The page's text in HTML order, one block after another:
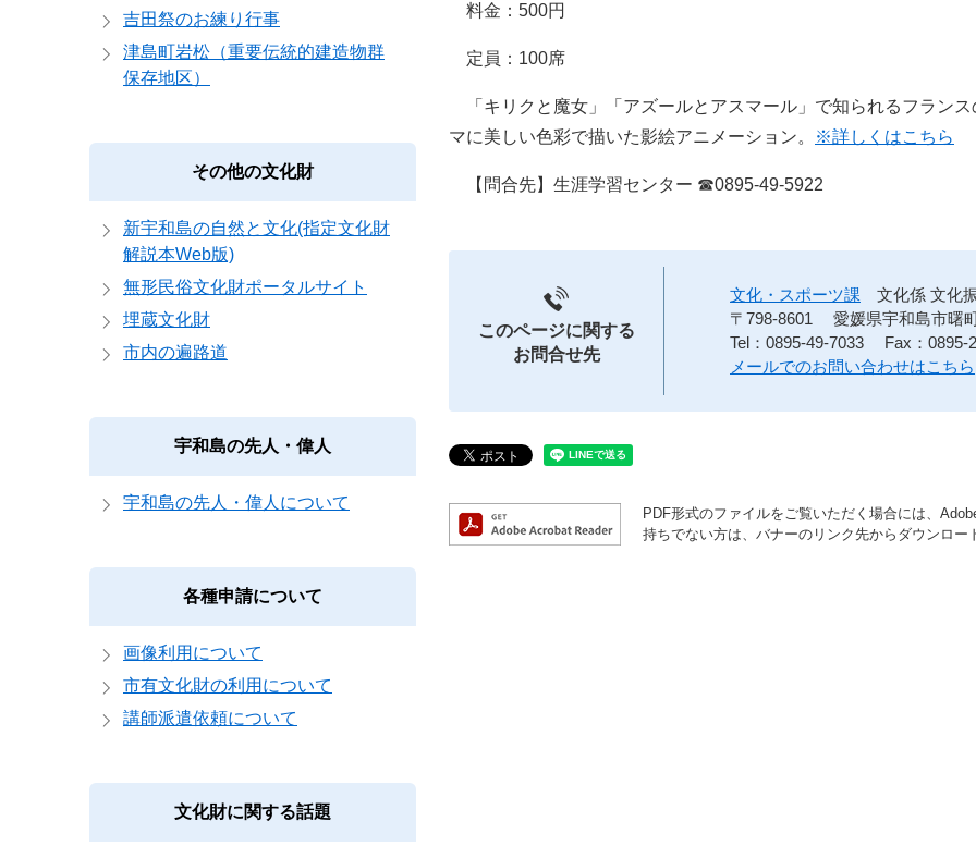
料金：500円
定員：100席
「キリクと魔女」「アズールとアスマール」で知られるフラン
マに美しい色彩で描いた影絵アニメーション。
​※詳しくはこちら
【問合先】生涯学習センター ☎0895-49-5922
このページに関する
お問合せ先
文化・スポーツ課
文化係 文化
〒798-8601
愛媛県宇和島市曙
Tel：0895-49-7033
Fax：0895-
メールでのお問い合わせはこちら
PDF形式のファイルをご覧いただく場合には、
持ちでない方は、バナーのリンク先からダウンロー
吉田祭のお練り行事
津島町岩松（重要伝統的建造物群
保存地区）
その他の文化財
新宇和島の自然と文化(指定文化財
解説本Web版)
無形民俗文化財ポータルサイト
埋蔵文化財
市内の遍路道
宇和島の先人・偉人
宇和島の先人・偉人について
各種申請について
画像利用について
市有文化財の利用について
講師派遣依頼について
文化財に関する話題